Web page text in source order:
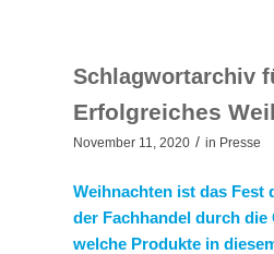
Schlagwortarchiv
Erfolgreiches
November 11, 2020 / in Presse
Weihnachten ist das Fest
der Fachhandel durch
welche Produkte in